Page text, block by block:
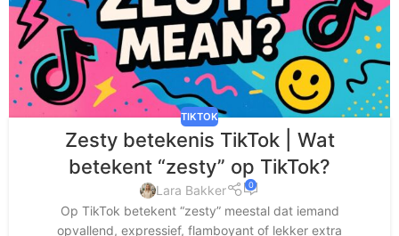
TIKTOK
Zesty betekenis TikTok​ | Wat
betekent “zesty” op TikTok?
Lara Bakker 0
Op TikTok betekent “zesty” meestal dat iemand
opvallend, expressief, flamboyant of lekker extra